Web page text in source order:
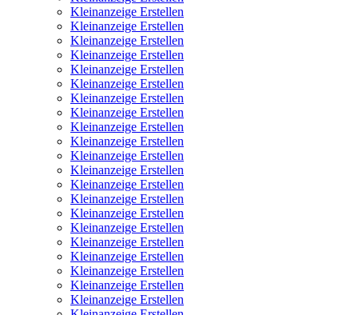
Kleinanzeige Erstellen
Kleinanzeige Erstellen
Kleinanzeige Erstellen
Kleinanzeige Erstellen
Kleinanzeige Erstellen
Kleinanzeige Erstellen
Kleinanzeige Erstellen
Kleinanzeige Erstellen
Kleinanzeige Erstellen
Kleinanzeige Erstellen
Kleinanzeige Erstellen
Kleinanzeige Erstellen
Kleinanzeige Erstellen
Kleinanzeige Erstellen
Kleinanzeige Erstellen
Kleinanzeige Erstellen
Kleinanzeige Erstellen
Kleinanzeige Erstellen
Kleinanzeige Erstellen
Kleinanzeige Erstellen
Kleinanzeige Erstellen